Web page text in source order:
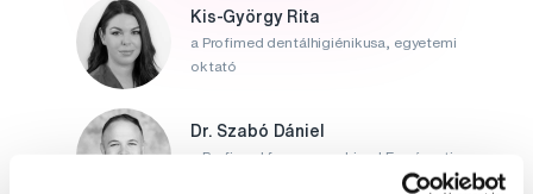
Kis-György Rita
a Profimed dentálhigiénikusa, egyetemi
oktató
Dr. Szabó Dániel
a Profimed fogorvosa, Lioral Fogászati